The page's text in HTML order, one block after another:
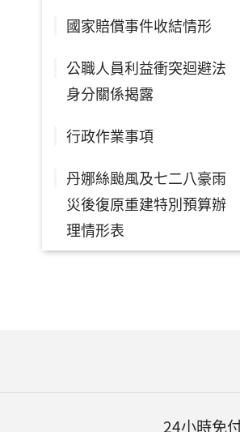
國家賠償事件收結情形
公職人員利益衝突迴避法
身分關係揭露
行政作業事項
丹娜絲颱風及七二八豪雨
災後復原重建特別預算辦
理情形表
24小時免